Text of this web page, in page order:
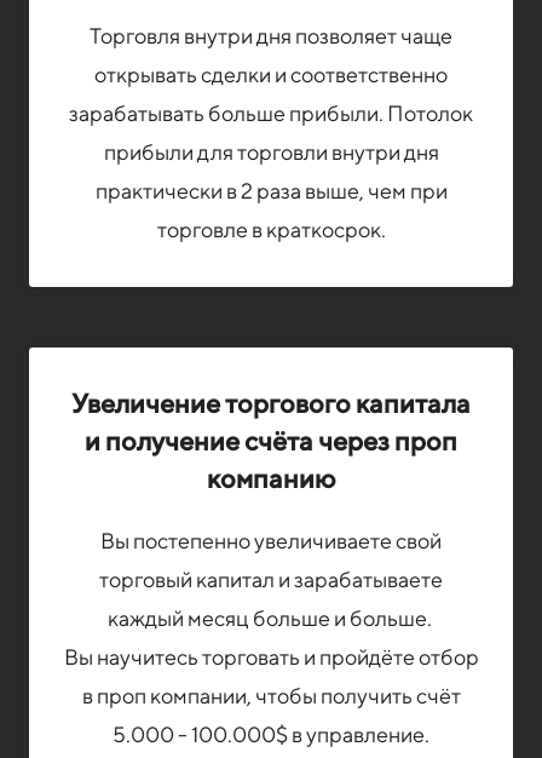
Торговля внутри дня позволяет чаще
открывать сделки и соответственно
зарабатывать больше прибыли. Потолок
прибыли для торговли внутри дня
практически в 2 раза выше, чем при
торговле в краткосрок.
Увеличение торгового капитала
и получение счёта через проп
компанию
Вы постепенно увеличиваете свой
торговый капитал и зарабатываете
каждый месяц больше и больше.
Вы научитесь торговать и пройдёте отбор
в проп компании, чтобы получить счёт
5.000 - 100.000$ в управление.